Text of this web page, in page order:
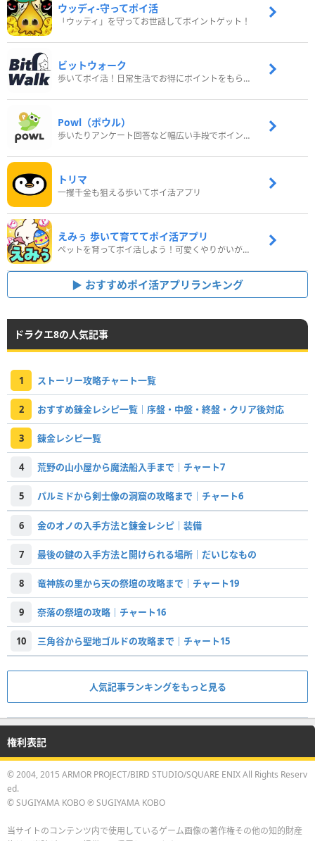
ウッディ‐守ってポイ活
「ウッディ」を守ってお世話してポイントゲット！
ビットウォーク
歩いてポイ活！日常生活でお得にポイントをもらおう
Powl（ポウル）
歩いたりアンケート回答など幅広い手段でポイントをゲット
トリマ
一攫千金も狙える歩いてポイ活アプリ
えみぅ 歩いて育ててポイ活アプリ
ペットを育ってポイ活しよう！可愛くやりがいがある新感覚アプリ
おすすめポイ活アプリランキング
ドラクエ8の人気記事
1 ストーリー攻略チャート一覧
2 おすすめ錬金レシピ一覧｜序盤・中盤・終盤・クリア後対応
3 錬金レシピ一覧
4 荒野の山小屋から魔法船入手まで｜チャート7
5 パルミドから剣士像の洞窟の攻略まで｜チャート6
6 金のオノの入手方法と錬金レシピ｜装備
7 最後の鍵の入手方法と開けられる場所｜だいじなもの
8 竜神族の里から天の祭壇の攻略まで｜チャート19
9 奈落の祭壇の攻略｜チャート16
10 三角谷から聖地ゴルドの攻略まで｜チャート15
人気記事ランキングをもっと見る
権利表記
© 2004, 2015 ARMOR PROJECT/BIRD STUDIO/SQUARE ENIX All Rights Reserv
ed.
© SUGIYAMA KOBO ℗ SUGIYAMA KOBO
当サイトのコンテンツ内で使用しているゲーム画像の著作権その他の知的財産